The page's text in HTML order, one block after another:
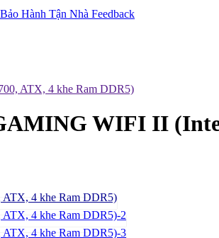
Bảo Hành Tận Nhà Feedback
ATX, 4 khe Ram DDR5)
WIFI II